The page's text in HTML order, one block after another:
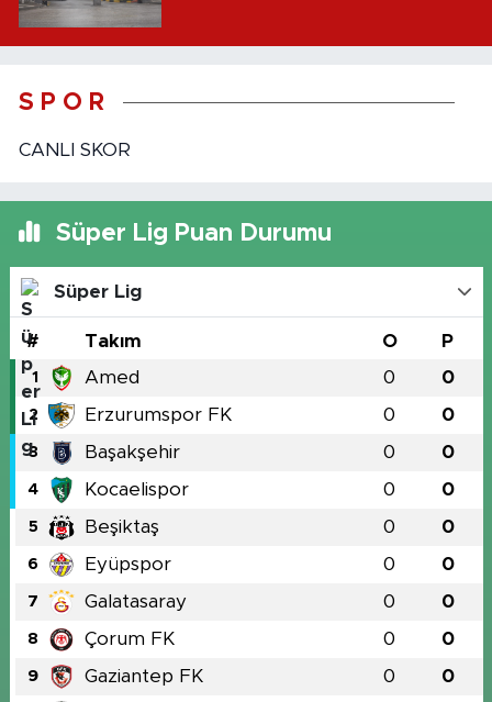
S P O R
CANLI SKOR
Süper Lig Puan Durumu
Süper Lig
# Takım O P
1 Amed 0 0
2 Erzurumspor FK 0 0
3 Başakşehir 0 0
4 Kocaelispor 0 0
5 Beşiktaş 0 0
6 Eyüpspor 0 0
7 Galatasaray 0 0
8 Çorum FK 0 0
9 Gaziantep FK 0 0